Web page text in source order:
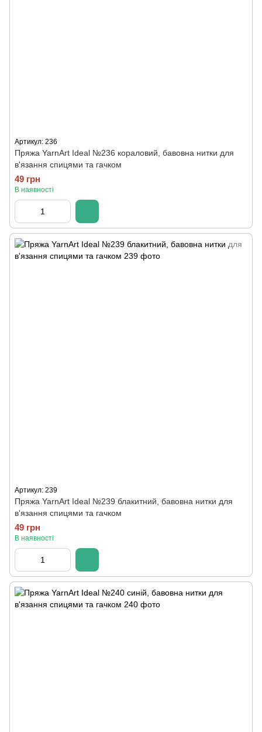
Артикул: 236
Пряжа YarnArt Ideal №236 кораловий, бавовна нитки для
в'язання спицями та гачком
49 грн
В наявності
Артикул: 239
Пряжа YarnArt Ideal №239 блакитний, бавовна нитки для
в'язання спицями та гачком
49 грн
В наявності